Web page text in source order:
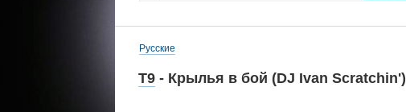
Русские
Т9 - Крылья в бой (DJ Ivan Scratchin')